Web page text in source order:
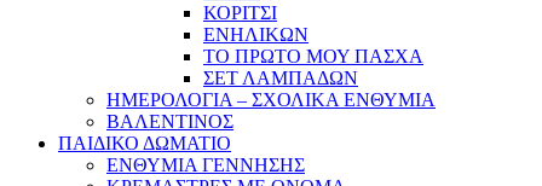
ΚΟΡΙΤΣΙ
ΕΝΗΛΙΚΩΝ
ΤΟ ΠΡΩΤΟ ΜΟΥ ΠΑΣΧΑ
ΣΕΤ ΛΑΜΠΑΔΩΝ
ΗΜΕΡΟΛΟΓΙΑ – ΣΧΟΛΙΚΑ ΕΝΘΥΜΙΑ
ΒΑΛΕΝΤΙΝΟΣ
ΠΑΙΔΙΚΟ ΔΩΜΑΤΙΟ
ΕΝΘΥΜΙΑ ΓΕΝΝΗΣΗΣ